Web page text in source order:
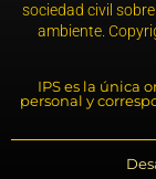
sociedad civil
ambiente.
IPS es la única
personal y